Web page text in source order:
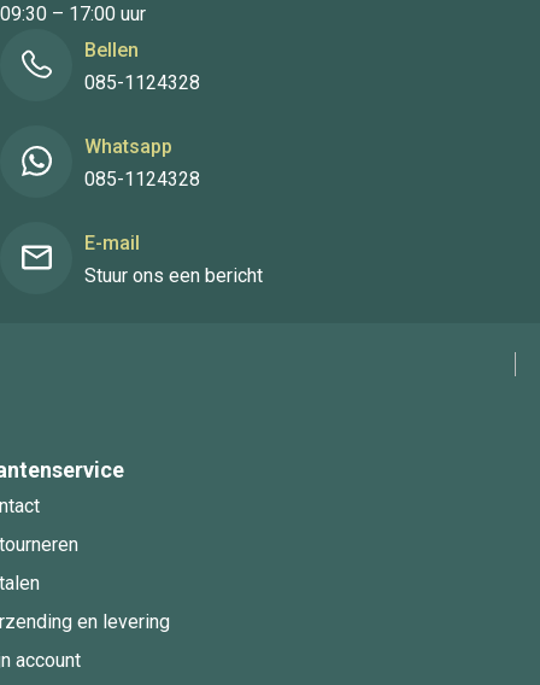
09:30 – 17:00 uur
Bellen
085-1124328
Whatsapp
085-1124328
E-mail
Stuur ons een bericht
en levering
account